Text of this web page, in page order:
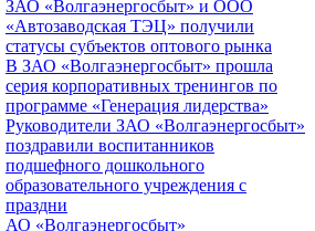
ЗАО «Волгаэнергосбыт» и ООО
«Автозаводская ТЭЦ» получили
статусы субъектов оптового рынка
В ЗАО «Волгаэнергосбыт» прошла
серия корпоративных тренингов по
программе «Генерация лидерства»
Руководители ЗАО «Волгаэнергосбыт»
поздравили воспитанников
подшефного дошкольного
образовательного учреждения с
праздни
АО «Волгаэнергосбыт»